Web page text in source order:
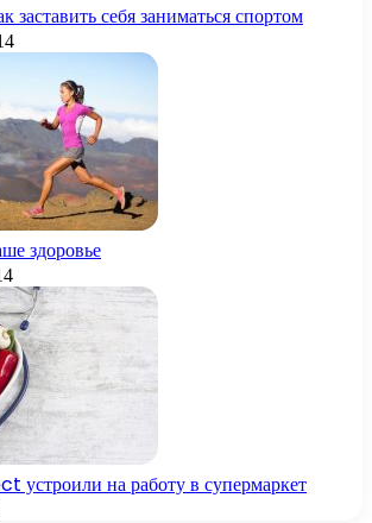
заставить себя заниматься спортом
здоровье
устроили на работу в супермаркет